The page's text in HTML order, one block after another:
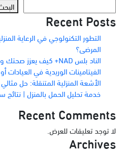
Recent Posts
التطور التكنولوجي في الرعاية
المرضى؟
الناد بلس NAD+ كيف يعزز صحتك وما الحالات التي تستفيد منه؟
الفيتامينات الوريدية في العيادات
الأشعة المنزلية المتنقلة: حل
خدمة تحليل الحمل بالمنزل |
Recent Comments
لا توجد تعليقات للعرض.
Archives